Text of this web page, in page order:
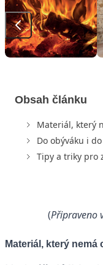
Obsah článku
Materiál, který
Do obýváku i
Tipy a triky pro
(Připraveno
Materiál, který nemá